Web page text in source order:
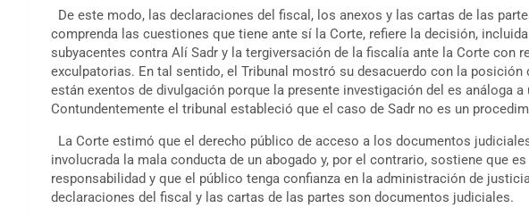
De este modo, las declaraciones del fiscal, los anexos y las cartas de las
comprenda las cuestiones que tiene ante sí la Corte, refiere la decisión,
subyacentes contra Alí Sadr y la tergiversación de la fiscalía ante la Corte con
exculpatorias. En tal sentido, el Tribunal mostró su desacuerdo con la
están exentos de divulgación porque la presente investigación del es análoga
Contundentemente el tribunal estableció que el caso de Sadr no es un
La Corte estimó que el derecho público de acceso a los documentos
involucrada la mala conducta de un abogado y, por el contrario, sostiene que
responsabilidad y que el público tenga confianza en la administración de
declaraciones del fiscal y las cartas de las partes son documentos judiciales.